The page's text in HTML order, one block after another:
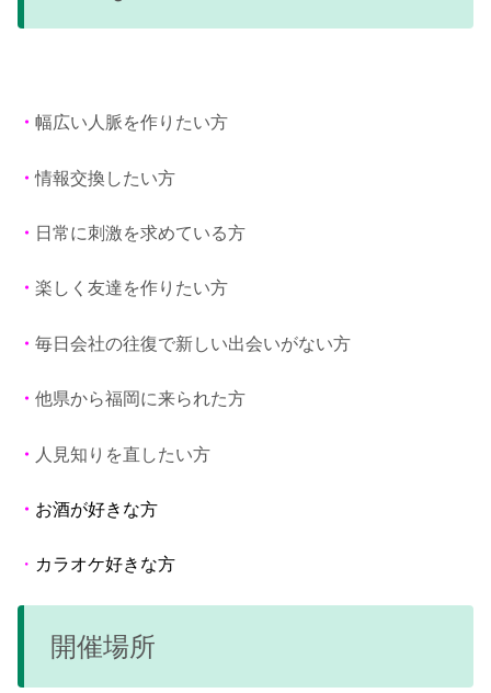
・ 幅広い人脈を作りたい方
・情報交換したい方
・ 日常に刺激を求めている方
・ 楽しく友達を作りたい方
・ 毎日会社の往復で新しい出会いがない方
・ 他県から福岡に来られた方
・ 人見知りを直したい方
・ お酒が好きな方
・ カラオケ好きな方
開催場所